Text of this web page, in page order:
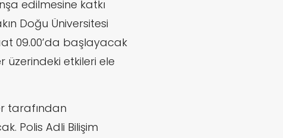
edilmesine katkı
Doğu Üniversitesi
09.00’da başlayacak
üzerindeki etkileri ele
tarafından
Polis Adli Bilişim